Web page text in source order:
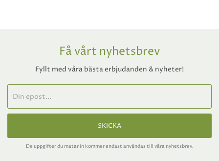
Få vårt nyhetsbrev
Fyllt med våra bästa erbjudanden & nyheter!
SKICKA
De uppgifter du matar in kommer endast användas till våra nyhetsbrev.